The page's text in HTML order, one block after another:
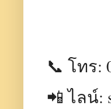
📞 โทร:
📲 ไลน์: